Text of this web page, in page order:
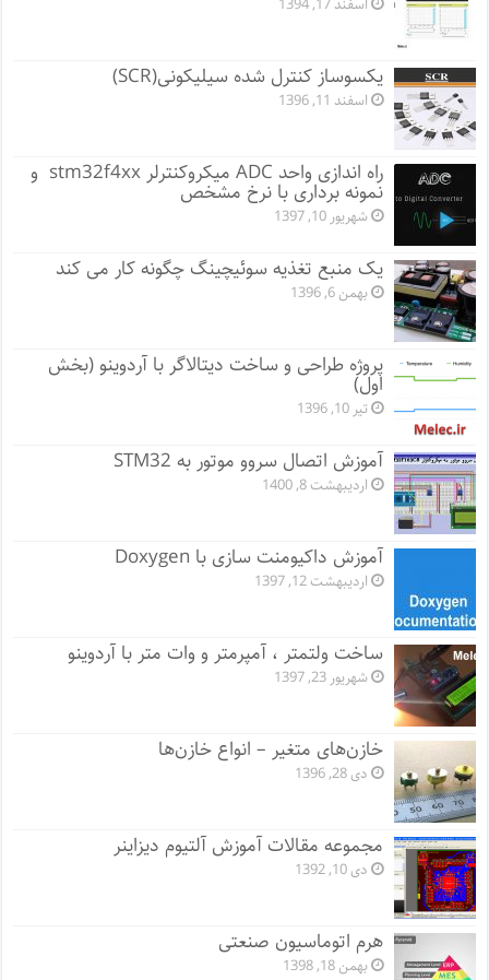
یکسوساز کنترل شده سیلیکونی(SCR)
اسفند 11, 1396
راه اندازی واحد ADC میکروکنترلر stm32f4xx و
نمونه برداری با نرخ مشخص
شهریور 10, 1397
یک منبع تغذیه سوئیچینگ چگونه کار می کند
بهمن 6, 1396
پروژه طراحی و ساخت دیتالاگر با آردوینو (بخش
اول)
تیر 10, 1396
آموزش اتصال سروو موتور به STM32
اردیبهشت 8, 1400
آموزش داکیومنت سازی با Doxygen
اردیبهشت 12, 1397
ساخت ولتمتر ، آمپرمتر و وات متر با آردوینو
شهریور 23, 1397
خازن‌های متغیر – انواع خازن‌ها
دی 28, 1396
مجموعه مقالات آموزش آلتیوم دیزاینر
دی 10, 1392
هرم اتوماسیون صنعتی
بهمن 18, 1398